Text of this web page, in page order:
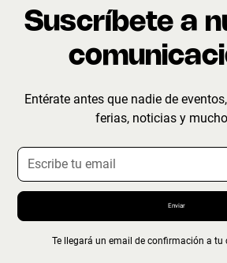
Suscríbete a
Entérate antes que nadie de
ferias, noticias y
Te llegará un email de confirmación a tu